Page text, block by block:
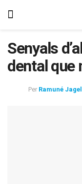
Senyals
dental que
Per Ramuné